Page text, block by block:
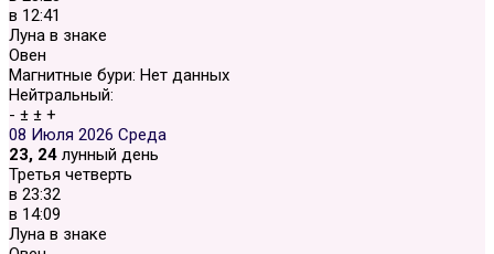
в 12:41
Луна в знаке
Овен
Магнитные бури: Нет данных
Нейтральный:
- ± ± +
08 Июля 2026 Среда
23, 24 лунный день
Третья четверть
в 23:32
в 14:09
Луна в знаке